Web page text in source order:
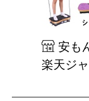
安も
楽天ジ